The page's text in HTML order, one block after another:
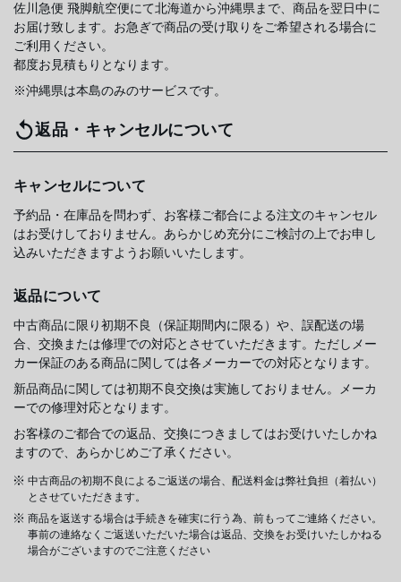
佐川急便 飛脚航空便にて北海道から沖縄県まで、商品を翌日中に
お届け致します。お急ぎで商品の受け取りをご希望される場合に
ご利用ください。
都度お見積もりとなります。
※沖縄県は本島のみのサービスです。
返品・キャンセルについて
キャンセルについて
予約品・在庫品を問わず、お客様ご都合による注文のキャンセル
はお受けしておりません。あらかじめ充分にご検討の上でお申し
込みいただきますようお願いいたします。
返品について
中古商品に限り初期不良（保証期間内に限る）や、誤配送の場
合、交換または修理での対応とさせていただきます。ただしメー
カー保証のある商品に関しては各メーカーでの対応となります。
新品商品に関しては初期不良交換は実施しておりません。メーカ
ーでの修理対応となります。
お客様のご都合での返品、交換につきましてはお受けいたしかね
ますので、あらかじめご了承ください。
中古商品の初期不良によるご返送の場合、配送料金は弊社負担（着払い）
とさせていただきます。
商品を返送する場合は手続きを確実に行う為、前もってご連絡ください。
事前の連絡なくご返送いただいた場合は返品、交換をお受けいたしかねる
場合がございますのでご注意ください